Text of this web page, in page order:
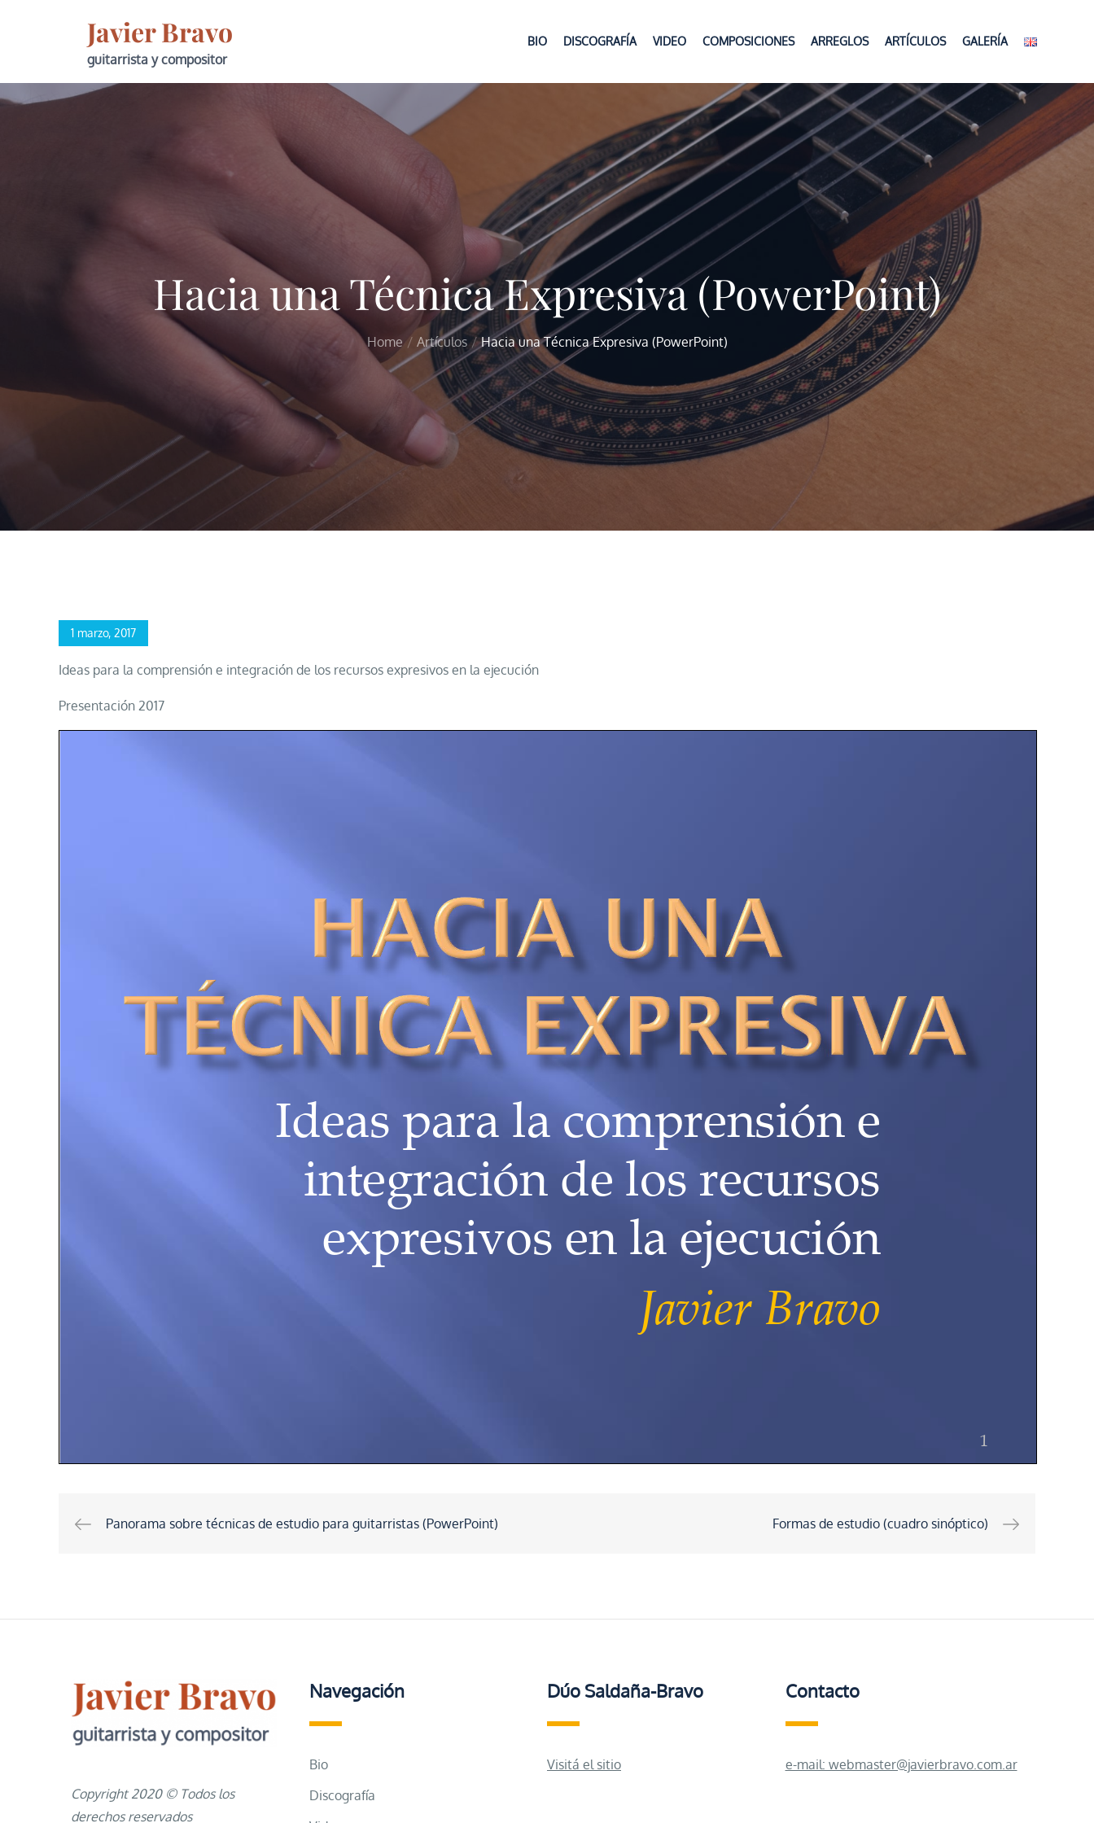
Javier Bravo
guitarrista y compositor
BIO DISCOGRAFÍA VIDEO COMPOSICIONES ARREGLOS ARTÍCULOS GALERÍA
Hacia una Técnica Expresiva (PowerPoint)
Home Artículos Hacia una Técnica Expresiva (PowerPoint)
Posted
1 marzo, 2017
Ideas para la comprensión e integración de los recursos expresivos en la ejecución
Presentación 2017
Navegación
entradas
Panorama sobre técnicas de estudio para guitarristas (PowerPoint) Formas de estudio (cuadro sinóptico)
Copyright 2020 © Todos los
derechos reservados
Navegación
Bio
Discografía
Dúo Saldaña-Bravo
Visitá el sitio
Contacto
e-mail: webmaster@javierbravo.com.ar